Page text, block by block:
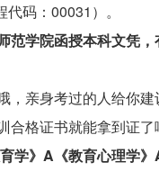
码：00031）。
范学院函授本科文凭
，亲身考过的人给你
格证书就能拿到证了
学》A《教育心理学